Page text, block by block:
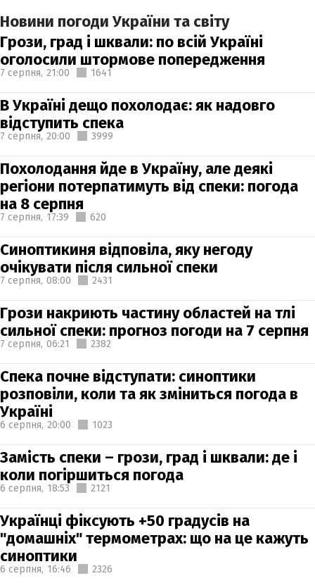
Новини погоди України та світу
Грози, град і шквали: по всій Україні
оголосили штормове попередження
7 серпня, 21:00 1641
В Україні дещо похолодає: як надовго
відступить спека
7 серпня, 20:00 3999
Похолодання йде в Україну, але деякі
регіони потерпатимуть від спеки: погода
на 8 серпня
7 серпня, 17:39 620
Синоптикиня відповіла, яку негоду
очікувати після сильної спеки
7 серпня, 08:00 2431
Грози накриють частину областей на тлі
сильної спеки: прогноз погоди на 7 серпня
7 серпня, 06:21 2382
Спека почне відступати: синоптики
розповіли, коли та як зміниться погода в
Україні
6 серпня, 20:00 1023
Замість спеки – грози, град і шквали: де і
коли погіршиться погода
6 серпня, 18:53 2121
Українці фіксують +50 градусів на
"домашніх" термометрах: що на це кажуть
синоптики
6 серпня, 16:46 2326